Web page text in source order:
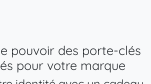
pouvoir des porte-clés
pour votre marque